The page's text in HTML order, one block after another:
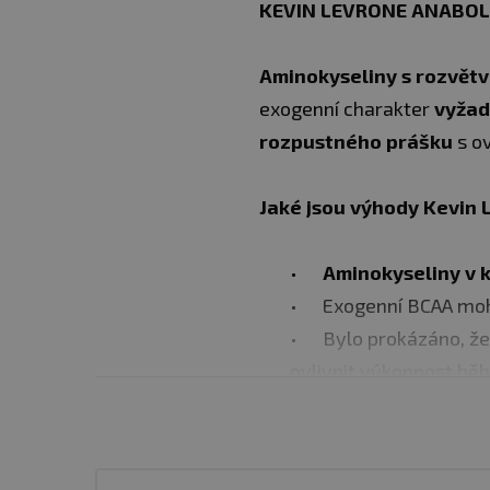
KEVIN LEVRONE
Aminokyseliny s
exogenní charakter
rozpustného prášku s
Jaké jsou výhody Kevin
Aminokyseliny v
Exogenní BCAA
Bylo prokázáno, že
přispívá k
má vliv